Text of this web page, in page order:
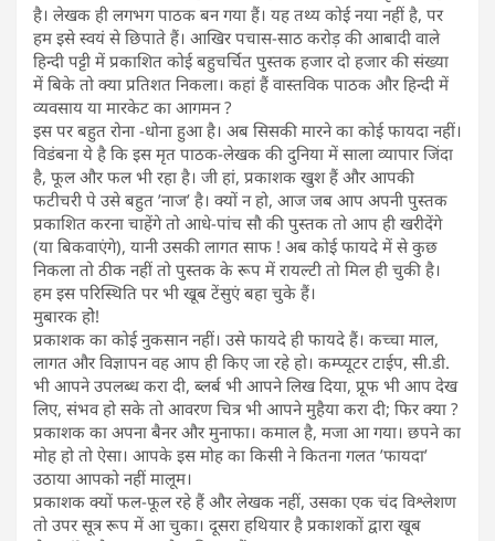
है। लेखक ही लगभग पाठक बन गया हैं। यह तथ्य कोई नया नहीं है, पर
हम इसे स्वयं से छिपाते हैं। आखिर पचास-साठ करोड़ की आबादी वाले
हिन्दी पट्टी में प्रकाशित कोई बहुचर्चित पुस्तक हजार दो हजार की संख्या
में बिके तो क्या प्रतिशत निकला। कहां हैं वास्तविक पाठक और हिन्दी में
व्यवसाय या मारकेट का आगमन ?
इस पर बहुत रोना -धोना हुआ है। अब सिसकी मारने का कोई फायदा नहीं।
विडंबना ये है कि इस मृत पाठक-लेखक की दुनिया में साला व्यापार जिंदा
है, फूल और फल भी रहा है। जी हां, प्रकाशक खुश हैं और आपकी
फटीचरी पे उसे बहुत ’नाज’ है। क्यों न हो, आज जब आप अपनी पुस्तक
प्रकाशित करना चाहेंगे तो आधे-पांच सौ की पुस्तक तो आप ही खरीदेंगे
(या बिकवाएंगे), यानी उसकी लागत साफ ! अब कोई फायदे में से कुछ
निकला तो ठीक नहीं तो पुस्तक के रूप में रायल्टी तो मिल ही चुकी है।
हम इस परिस्थिति पर भी खूब टेंसुएं बहा चुके हैं।
मुबारक होे!
प्रकाशक का कोई नुकसान नहीं। उसे फायदे ही फायदे हैं। कच्चा माल,
लागत और विज्ञापन वह आप ही किए जा रहे हो। कम्प्यूटर टाईप, सी.डी.
भी आपने उपलब्ध करा दी, ब्लर्ब भी आपने लिख दिया, प्रूफ भी आप देख
लिए, संभव हो सके तो आवरण चित्र भी आपने मुहैया करा दी; फिर क्या ?
प्रकाशक का अपना बैनर और मुनाफा। कमाल है, मजा आ गया। छपने का
मोह हो तो ऐसा। आपके इस मोह का किसी ने कितना गलत ’फायदा’
उठाया आपको नहीं मालूम।
प्रकाशक क्यों फल-फूल रहे हैं और लेखक नहीं, उसका एक चंद विश्लेशण
तो उपर सूत्र रूप में आ चुका। दूसरा हथियार है प्रकाशकों द्वारा खूब